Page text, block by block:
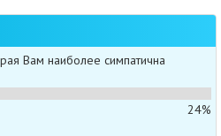
Вам наиболее симпатична
24%